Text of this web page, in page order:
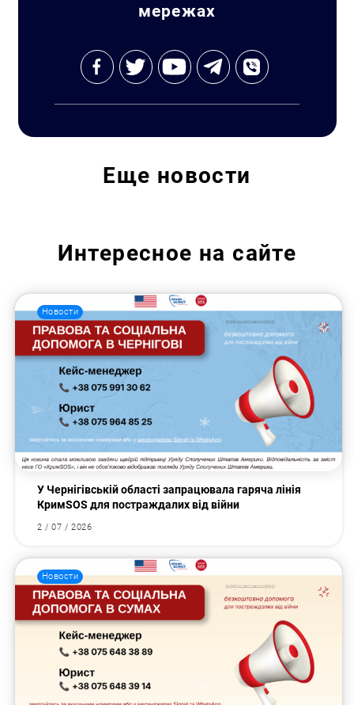
мережах
Еще новости
Интересное на сайте
Новости
У Чернігівській області запрацювала гаряча лінія
КримSOS для постраждалих від війни
2 / 07 / 2026
Новости